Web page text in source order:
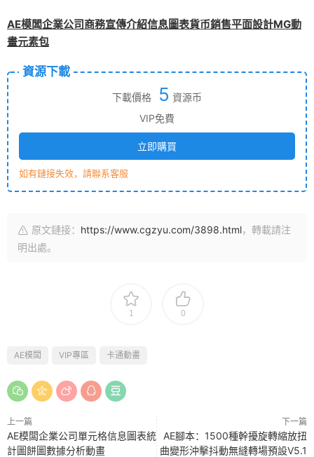
AE模闆企業公司商務宣傳介紹信息圖表貨币銷售平面設計MG動
畫元素包
資源下載
下載價格 5 資源币
VIP免費
立即購買
如有鏈接失效，請聯系客服
原文鏈接： https://www.cgzyu.com/3898.html，轉載請注
明出處。
1 0
AE模闆 VIP專區 卡通動畫
上一篇
AE模闆企業公司單元格信息圖表統
計圖餅圖數據分析動畫
下一篇
AE腳本：1500種幹擾旋轉縮放扭
曲變形沖擊抖動無縫轉場預設V5.1